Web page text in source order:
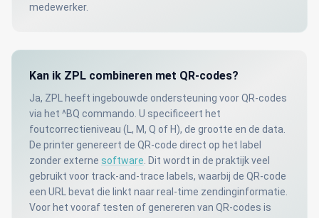
medewerker.
Kan ik ZPL combineren met QR-codes?
Ja, ZPL heeft ingebouwde ondersteuning voor QR-codes
via het ^BQ commando. U specificeert het
foutcorrectieniveau (L, M, Q of H), de grootte en de data.
De printer genereert de QR-code direct op het label
zonder externe software . Dit wordt in de praktijk veel
gebruikt voor track-and-trace labels, waarbij de QR-code
een URL bevat die linkt naar real-time zendinginformatie.
Voor het vooraf testen of genereren van QR-codes is